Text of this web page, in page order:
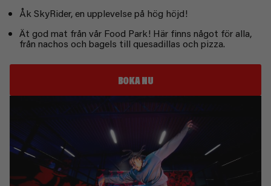
Åk SkyRider, en upplevelse på hög höjd!
Ät god mat från vår Food Park! Här finns något för alla,
från nachos och bagels till quesadillas och pizza.
BOKA NU